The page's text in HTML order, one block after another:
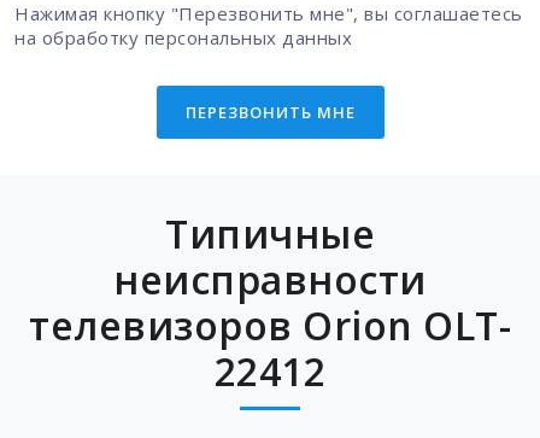
Нажимая кнопку "Перезвонить мне", вы соглашаетесь
на обработку персональных данных
ПЕРЕЗВОНИТЬ МНЕ
Типичные
неисправности
телевизоров Orion OLT-
22412